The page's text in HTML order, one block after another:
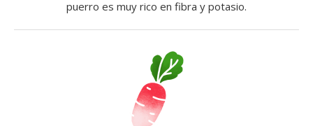
puerro es muy rico en fibra y potasio.